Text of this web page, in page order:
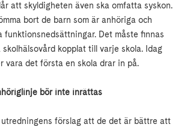
att skyldigheten även ska omfatta syskon.
bort de barn som är anhöriga och
funktionsnedsättningar. Det måste finnas
skolhälsovård kopplat till varje skola. Idag
vara det första en skola drar in på.
bör inte inrättas
utredningens förslag att de det är bättre att